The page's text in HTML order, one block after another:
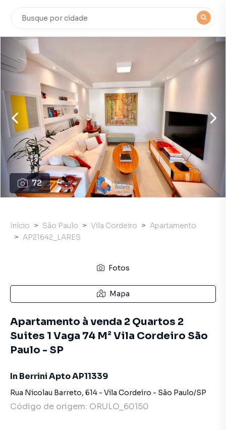
72
Início São Paulo Vila Cordeiro
Apartamento
AP21642_LARES
Fotos
Mapa
Apartamento à venda 2 Quartos 2
Suites 1 Vaga 74 M² Vila Cordeiro São
Paulo - SP
In Berrini Apto AP11339
Rua Nicolau Barreto, 614 - Vila Cordeiro - São Paulo/SP
Código de origem: ORULO_60150